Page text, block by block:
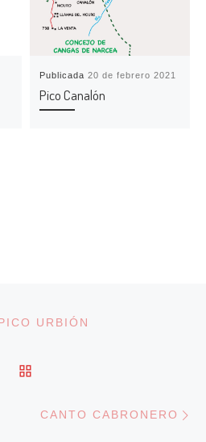
Publicada20 de febrero 2021
Pico Canalón
URBIÓN
CANTO CABRONERO